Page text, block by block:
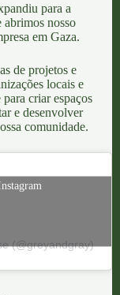
para a
abrimos nosso
em Gaza.
de projetos e
locais e
para criarespaços
e desenvolver
comunidade.
(@greyandgray)